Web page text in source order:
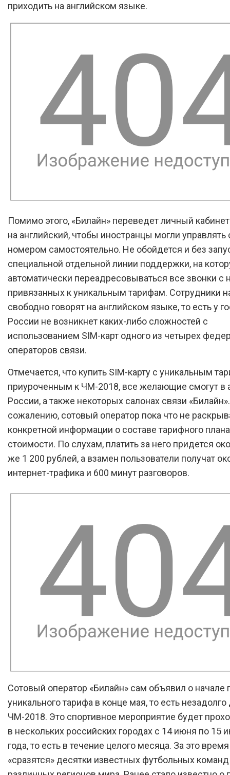
приходить на английском языке.
Помимо этого, «Билайн» переведет личный
на английский, чтобы иностранцы могли
номером самостоятельно. Не обойдется и без
специальной отдельной линии поддержки, на
автоматически переадресовываться все звонки с
привязанных к уникальным тарифам. Сотрудники
свободно говорят на английском языке, то есть у
России не возникнет каких-либо сложностей с
использованием SIM-карт одного из четырех
операторов связи.
Отмечается, что купить SIM-карту с уникальным
приуроченным к ЧМ-2018, все желающие смогут в
России, а также некоторых салонах связи
сожалению, сотовый оператор пока что не
конкретной информации о составе тарифного
стоимости. По слухам, платить за него придется
же 1 200 рублей, а взамен пользователи получат
интернет-трафика и 600 минут разговоров.
Сотовый оператор «Билайн» сам объявил о начале
уникального тарифа в конце мая, то есть незадолго
ЧМ-2018. Это спортивное мероприятие будет
в нескольких российских городах с 14 июня по 15
года, то есть в течение целого месяца. За это
«сразятся» десятки известных футбольных